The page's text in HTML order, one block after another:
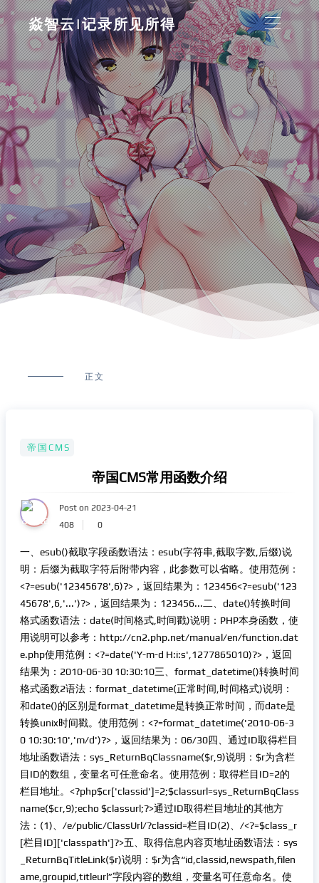
焱智云|记录所见所得
正文
帝国CMS
帝国CMS常用函数介绍
Post on 2023-04-21
408
0
一、esub()截取字段函数语法：esub(字符串,截取字数,后缀)说
明：后缀为截取字符后附带内容，此参数可以省略。使用范例：
<?=esub('12345678',6)?>，返回结果为：123456<?=esub('123
45678',6,'...')?>，返回结果为：123456...二、date()转换时间
格式函数语法：date(时间格式,时间戳)说明：PHP本身函数，使
用说明可以参考：http://cn2.php.net/manual/en/function.dat
e.php使用范例：<?=date('Y-m-d H:i:s',1277865010)?>，返回
结果为：2010-06-30 10:30:10三、format_datetime()转换时间
格式函数2语法：format_datetime(正常时间,时间格式)说明：
和date()的区别是format_datetime是转换正常时间，而date是
转换unix时间戳。使用范例：<?=format_datetime('2010-06-3
0 10:30:10','m/d')?>，返回结果为：06/30四、通过ID取得栏目
地址函数语法：sys_ReturnBqClassname($r,9)说明：$r为含栏
目ID的数组，变量名可任意命名。使用范例：取得栏目ID=2的
栏目地址。<?php$cr['classid']=2;$classurl=sys_ReturnBqClass
name($cr,9);echo $classurl;?>通过ID取得栏目地址的其他方
法：(1)、/e/public/ClassUrl/?classid=栏目ID(2)、/<?=$class_r
[栏目ID]['classpath']?>五、取得信息内容页地址函数语法：sys
_ReturnBqTitleLink($r)说明：$r为含“id,classid,newspath,filen
ame,groupid,titleurl”字段内容的数组，变量名可任意命名。使